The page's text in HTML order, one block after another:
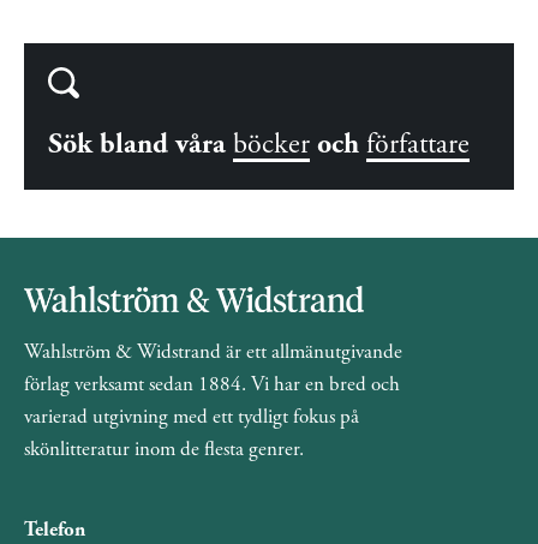
Sök bland våra böcker och författare
Wahlström & Widstrand är ett allmänutgivande
förlag verksamt sedan 1884. Vi har en bred och
varierad utgivning med ett tydligt fokus på
skönlitteratur inom de flesta genrer.
Telefon